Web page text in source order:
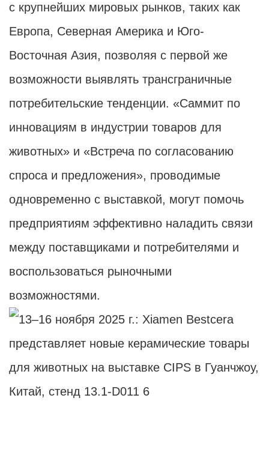
с крупнейших мировых рынков, таких как
Европа, Северная Америка и Юго-
Восточная Азия, позволяя с первой же
возможности выявлять трансграничные
потребительские тенденции. «Саммит по
инновациям в индустрии товаров для
животных» и «Встреча по согласованию
спроса и предложения», проводимые
одновременно с выставкой, могут помочь
предприятиям эффективно наладить связи
между поставщиками и потребителями и
воспользоваться рыночными
возможностями.